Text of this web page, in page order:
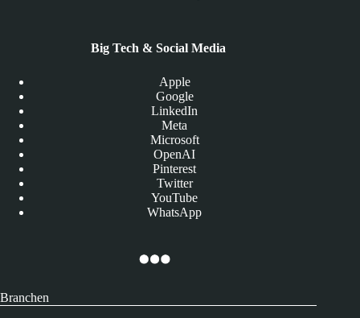
Big Tech & Social Media
Apple
Google
LinkedIn
Meta
Microsoft
OpenAI
Pinterest
Twitter
YouTube
WhatsApp
Branchen